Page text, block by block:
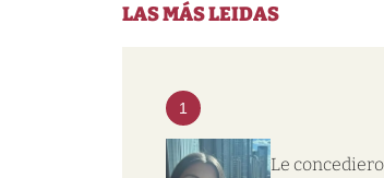
LAS MÁS LEIDAS
1
Le